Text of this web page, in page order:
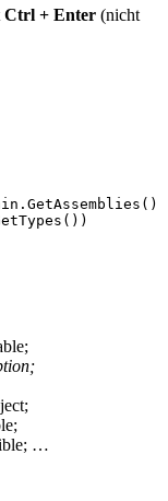
Ctrl + Enter (nicht
. GetAssemblies ()
…